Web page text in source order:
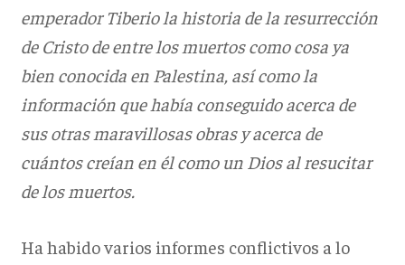
emperador Tiberio la historia de la resurrección
de Cristo de entre los muertos como cosa ya
bien conocida en Palestina, así como la
información que había conseguido acerca de
sus otras maravillosas obras y acerca de
cuántos creían en él como un Dios al resucitar
de los muertos.
Ha habido varios informes conflictivos a lo